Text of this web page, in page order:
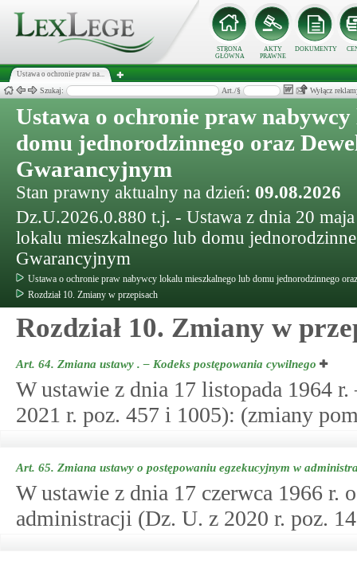
STRONA
GŁÓWNA
AKTY
PRAWNE
DOKUMENTY
Ustawa o ochronie praw na...
Szukaj: Art./§ Wyłącz
Ustawa o ochronie praw
domu jednorodzinnego oraz
Gwarancyjnym
Stan prawny aktualny na dzień: 09.08.2026
Dz.U.2026.0.880 t.j. - Ustawa z dnia 20
lokalu mieszkalnego lub domu
Gwarancyjnym
Ustawa o ochronie praw nabywcy lokalu mieszkalnego lub domu jednorodzinnego
Rozdział 10. Zmiany w przepisach
Rozdział 10. Zmiany w
Art. 64. Zmiana ustawy . – Kodeks postępowania cywilnego
W ustawie z dnia 17 listopada 1964
2021 r. poz. 457 i 1005): (zmiany
Art. 65. Zmiana ustawy o postępowaniu egzekucyjnym w
W ustawie z dnia 17 czerwca 1966 r.
administracji (Dz. U. z 2020 r. poz.